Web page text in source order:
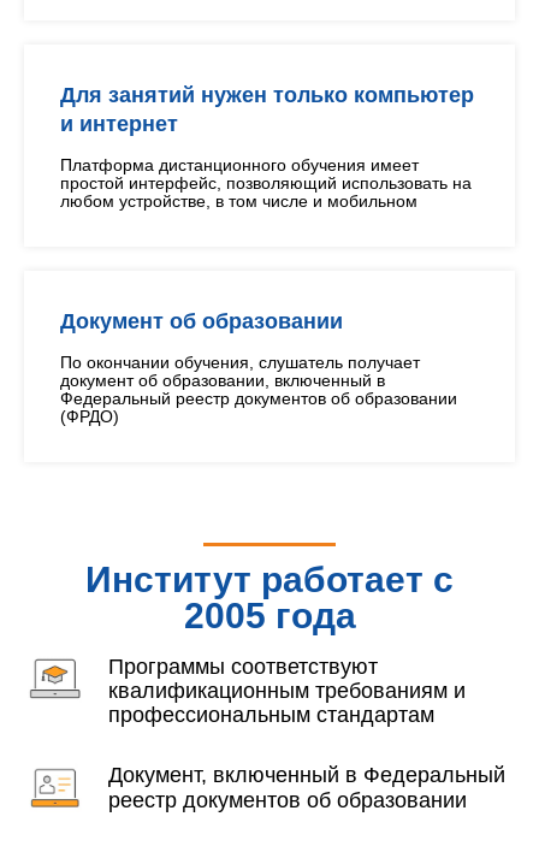
Для занятий нужен только компьютер
и интернет
Платформа дистанционного обучения имеет
простой интерфейс, позволяющий использовать на
любом устройстве, в том числе и мобильном
Документ об образовании
По окончании обучения, слушатель получает
документ об образовании, включенный в
Федеральный реестр документов об образовании
(ФРДО)
Институт работает с
2005 года
Программы соответствуют
квалификационным требованиям и
профессиональным стандартам
Документ, включенный в Федеральный
реестр документов об образовании